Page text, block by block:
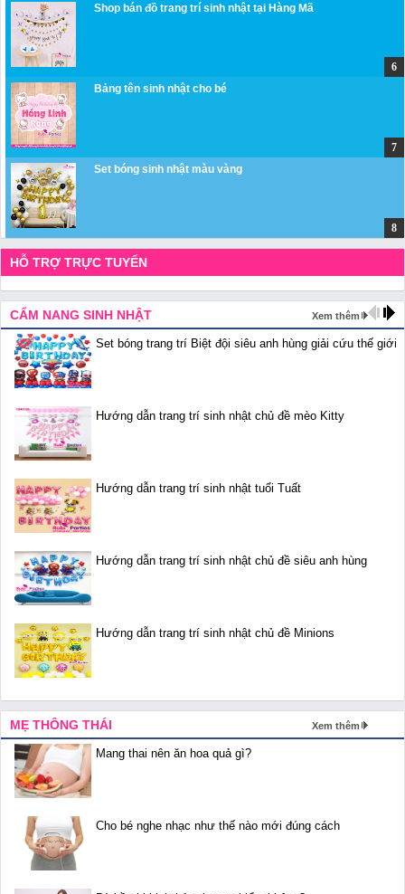
Shop bán đồ trang trí sinh nhật tại Hàng Mã
Bảng tên sinh nhật cho bé
Set bóng sinh nhật màu vàng
HỖ TRỢ TRỰC TUYẾN
CẨM NANG SINH NHẬT Xem thêm
Set bóng trang trí Biệt đội siêu anh hùng giải cứu thế giới
Hướng dẫn trang trí sinh nhật chủ đề mèo Kitty
Hướng dẫn trang trí sinh nhật tuổi Tuất
Hướng dẫn trang trí sinh nhật chủ đề siêu anh hùng
Hướng dẫn trang trí sinh nhật chủ đề Minions
MẸ THÔNG THÁI Xem thêm
Mang thai nên ăn hoa quả gì?
Cho bé nghe nhạc như thế nào mới đúng cách